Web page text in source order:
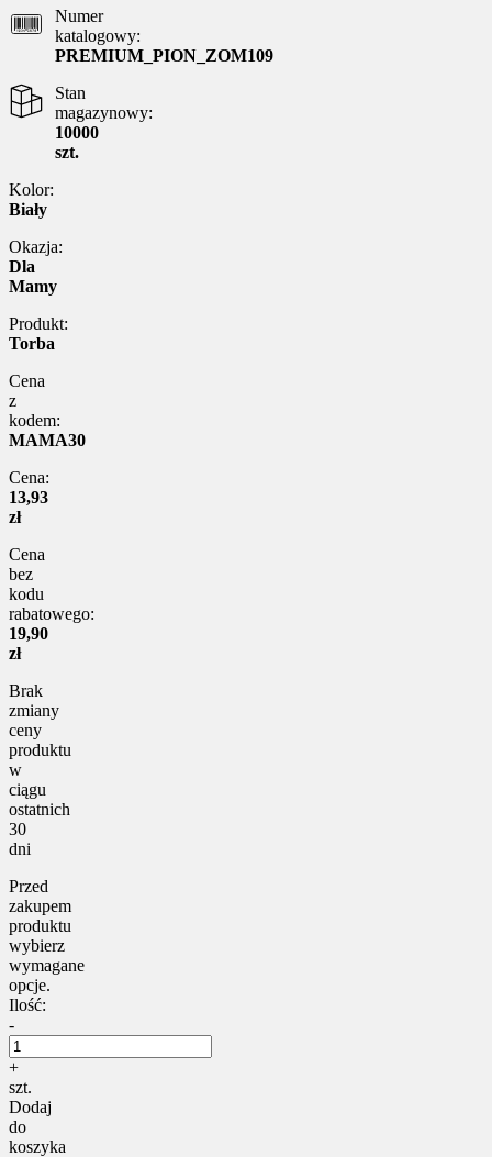
Numer
katalogowy:
PREMIUM_PION_ZOM109
Stan
magazynowy:
10000
szt.
Kolor:
Biały
Okazja:
Dla
Mamy
Produkt:
Torba
Cena
z
kodem:
MAMA30
Cena:
13,93
zł
Cena
bez
kodu
rabatowego:
19,90
zł
Brak
zmiany
ceny
produktu
w
ciągu
ostatnich
30
dni
Przed
zakupem
produktu
wybierz
wymagane
opcje.
Ilość:
-
+
szt.
Dodaj
do
koszyka